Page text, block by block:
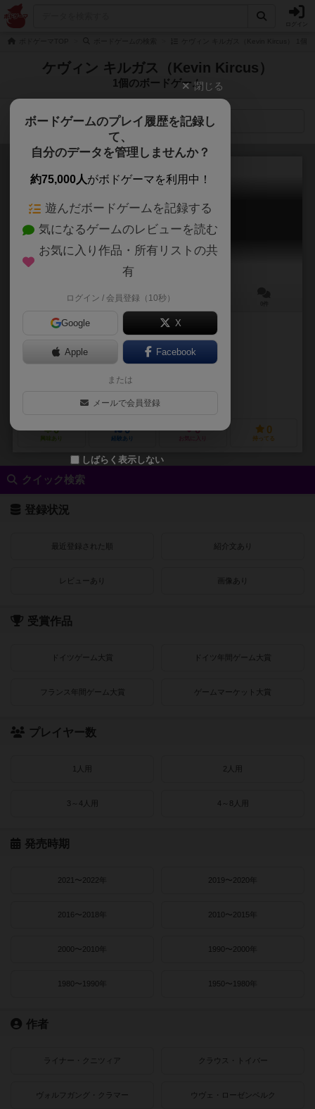
ケヴィン キルガス（Kevin Kircus）
1個のボードゲーム
検索メニュー
コンクエスト・オブ・スペロス
Conquest of Speros
30分前後
作品説明文の編集者を募集中
アーロン・ベルマー（Aaron Belmer）
アンドレ・ガルシア（Andre Garcia）
グレイフォックスゲームズ（Grey Fox Games）
0
興味あり
0
経験あり
0 0
持ってる
クイック検索
登録状況
最近登録された順 紹介文あり
レビューあり 画像あり
受賞作品
ドイツゲーム大賞 ドイツ年間ゲーム大賞
フランス年間ゲーム大賞 ゲームマーケット大賞
プレイヤー数
1人用 2人用
3～4人用 4～8人用
発売時期
2021〜2022年 2019〜2020年
2016〜2018年 2010〜2015年
2000〜2010年 1990〜2000年
1980〜1990年 1950〜1980年
作者
ライナー・クニツィア クラウス・トイバー
ヴォルフガング・クラマー ウヴェ・ローゼンベルク
閉じる
ボードゲームのプレイ履歴を記録し
て、
自分のデータを管理しませんか？
約75,000人がボドゲーマを利用中！
遊んだボードゲームを記録する
気になるゲームのレビューを読む
お気に入り作品・所有リストの共
有
ログイン / 会員登録（10秒）
Google X
Apple Facebook
または
メールで会員登録
しばらく表示しない